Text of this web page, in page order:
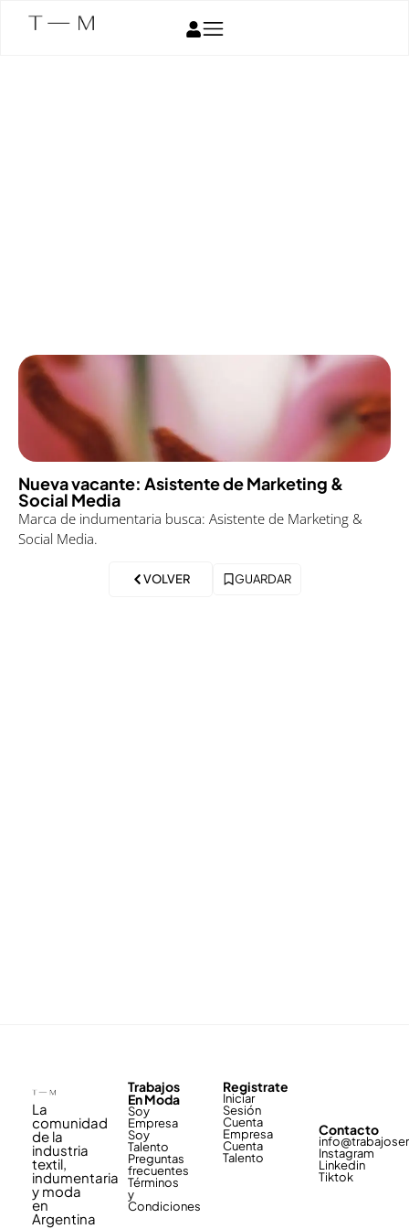
Nueva vacante: Asistente de Marketing &
Social Media
Marca de indumentaria busca: Asistente de Marketing &
Social Media.
VOLVER GUARDAR
La
comunidad
de la
industria
textil,
indumentaria
y moda
en
Argentina
Trabajos
En Moda
Soy
Empresa
Soy
Talento
Preguntas
frecuentes
Términos
y
Condiciones
Registrate
Iniciar
Sesión
Cuenta
Empresa
Cuenta
Talento
Contacto
Instagram
Linkedin
Tiktok